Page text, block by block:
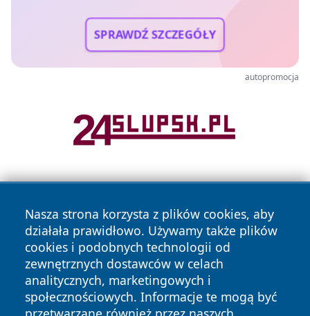
SPRAWDŹ SZCZEGÓŁY
autopromocja
Nasza strona korzysta z plików cookies, aby
działała prawidłowo. Używamy także plików
cookies i podobnych technologii od
zewnętrznych dostawców w celach
analitycznych, marketingowych i
społecznościowych. Informacje te mogą być
Copyright © 2026 dabrowski24.pl Wszystkie prawa
zastrzeżone.